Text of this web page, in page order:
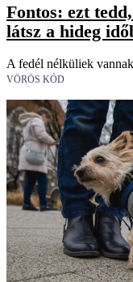
Fontos: ezt
látsz a hideg
A fedél nélküliek
VÖRÖS KÓD